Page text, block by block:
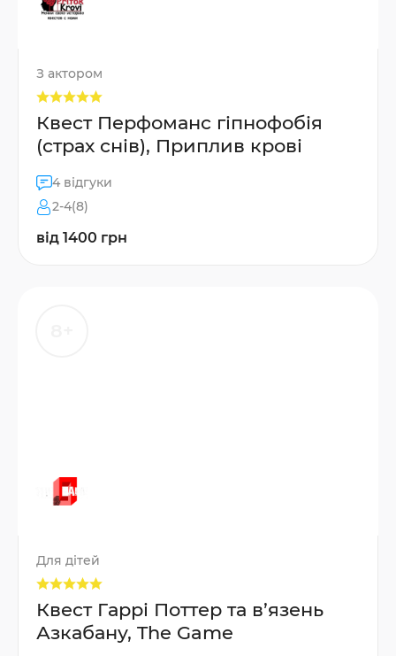
З актором
Квест Перфоманс гіпнофобія
(страх снів), Приплив крові
4 відгуки
2-4(8)
від 1400 грн
Для дітей
Квест Гаррі Поттер та в’язень
Азкабану, The Game